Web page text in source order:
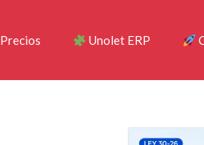
Precios Unolet ERP